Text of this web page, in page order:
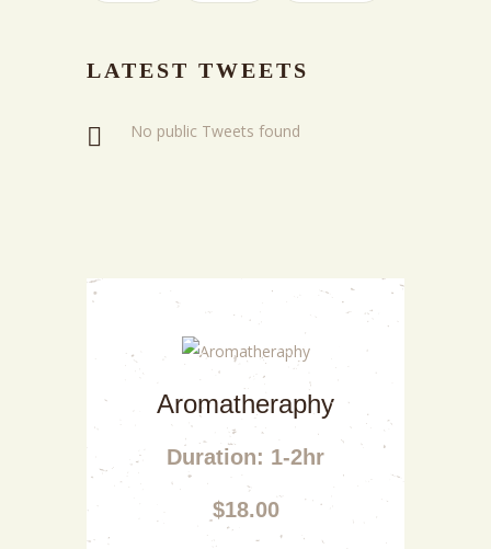
LATEST TWEETS
No public Tweets found
Aromatheraphy
Duration: 1-2hr
$18.00